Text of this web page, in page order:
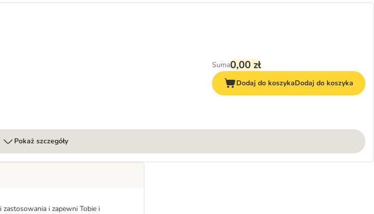
Suma0,00 zł
Dodaj do koszykaDodaj do koszyka
Pokaż szczegóły
zastosowania i zapewni Tobie i